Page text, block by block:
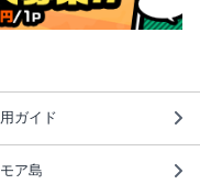
ガイド
ア島